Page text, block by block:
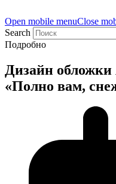
Open mobile menuClose
Search
Подробно
Дизайн
«Полно вам,